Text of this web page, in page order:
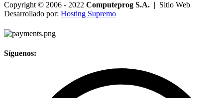
Copyright © 2006 - 2022 Computeprog S.A. | Sitio Web
Desarrollado por: Hosting Supremo
Síguenos: